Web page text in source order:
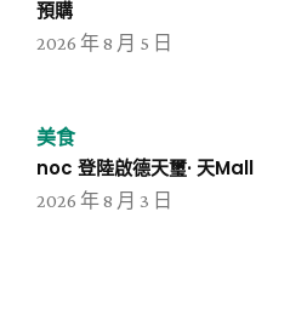
預購
2026 年 8 月 5 日
美食
noc 登陸啟德天璽· 天Mall
2026 年 8 月 3 日